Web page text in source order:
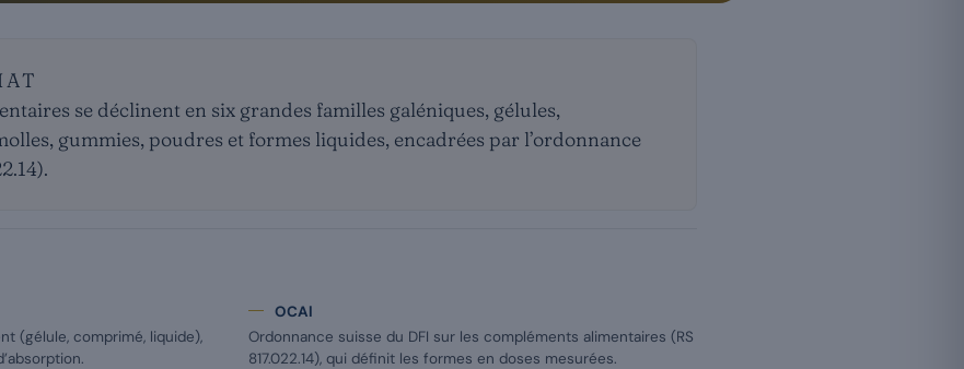
se déclinent en six grandes familles galéniques, gélules,
gummies, poudres et formes liquides, encadrées par l’ordonnance
(gélule, comprimé, liquide),
OCAl
Ordonnance suisse du DFI sur les compléments alimentaires (RS
817.022.14), qui définit les formes en doses mesurées.